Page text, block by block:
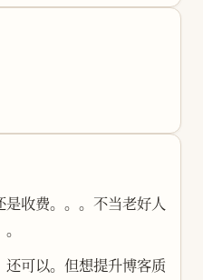
收费。。。不当老好人
可以。但想提升博客质